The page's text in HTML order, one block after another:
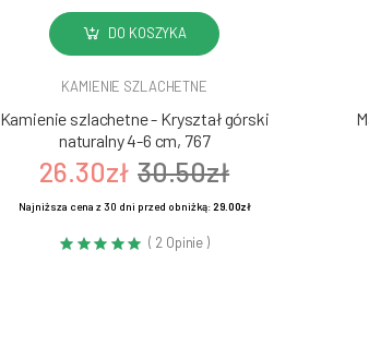
DO KOSZYKA
KAMIENIE SZLACHETNE
Kamienie szlachetne - Kryształ górski
naturalny 4-6 cm, 767
26.30zł 30.50zł
Najniższa cena z 30 dni przed obniżką:29.00zł
( 2 Opinie )